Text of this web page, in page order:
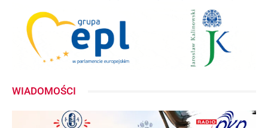
WIADOMOŚCI